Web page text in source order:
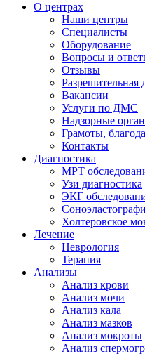
О центрах
Наши центры
Специалисты
Оборудование
Вопросы и
Отзывы
Разрешительная
Вакансии
Услуги по ДМС
Надзорные
Грамоты,
Контакты
Диагностика
МРТ
Узи диагностика
ЭКГ
Холтеровское
Лечение
Неврология
Терапия
Анализы
Анализ крови
Анализ мочи
Анализ кала
Анализ мазков
Анализ мокроты
Анализ